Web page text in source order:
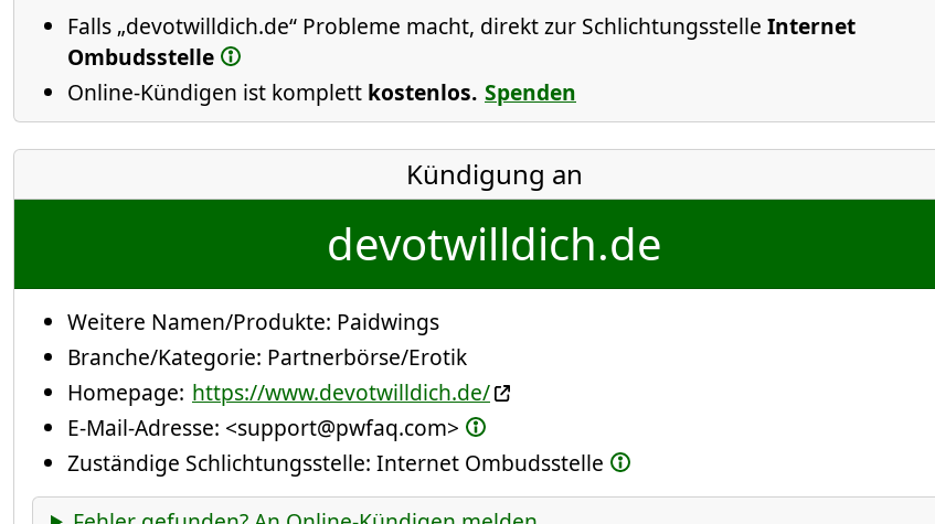
Falls „devotwilldich.de“ Probleme macht, direkt zur Schlichtungsstelle Internet
Ombudsstelle
Online-Kündigen ist komplett kostenlos. Spenden
Kündigung an
devotwilldich.de
Weitere Namen/Produkte: Paidwings
Branche/Kategorie: Partnerbörse/Erotik
Homepage: https://www.devotwilldich.de/
E-Mail-Adresse: <support@pwfaq.com>
Zuständige Schlichtungsstelle: Internet Ombudsstelle